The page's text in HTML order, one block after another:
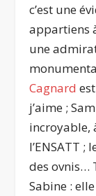
c’est une
appartiens
une
Cagnard
j’aime ;
incroyable,
l’ENSATT ;
des ovnis…
Sabine :